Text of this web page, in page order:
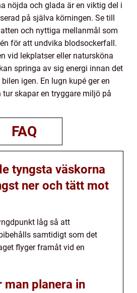
nöjda och glada är en viktig del i
på själva körningen. Se till
och nyttiga mellanmål som
för att undvika blodsockerfall.
vid lekplatser eller natursköna
springa av sig energi innan det
igen. En lugn kupé ger en
skapar en tryggare miljö på
FAQ
tyngsta väskorna
ner och tätt mot
låg så att
samtidigt som det
flyger framåt vid en
man planera in